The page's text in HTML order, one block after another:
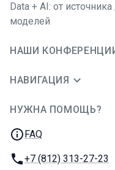
Data + AI: от
моделей
НАШИ
НАВИГАЦИЯ
НУЖНА ПОМОЩЬ?
FAQ
Телефон:
+7 (812) 313-27-23